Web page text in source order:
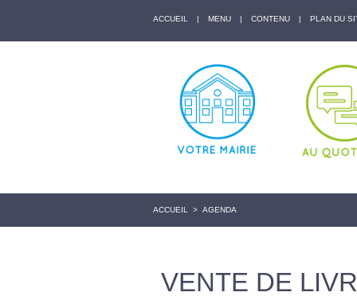
ACCUEIL | MENU | CONTENU | PLAN DU
ACCUEIL > AGENDA
VENTE DE